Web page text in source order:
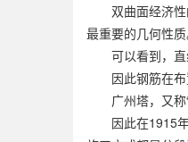
双曲面经济性
最重要的几何性质
可以看到，直
因此钢筋在布
广州塔，又称“
因此在1915年